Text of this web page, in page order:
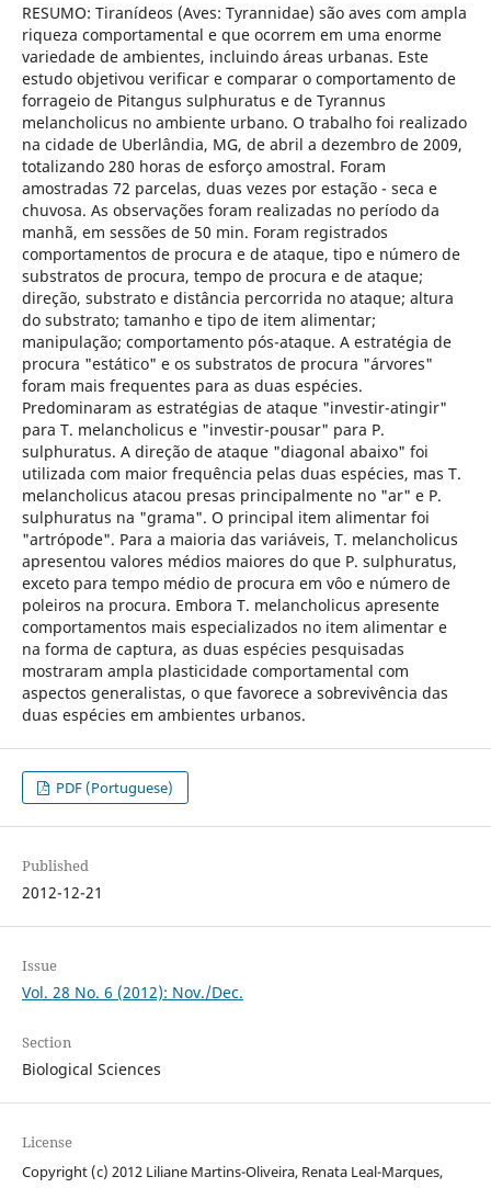
RESUMO: Tiranídeos (Aves: Tyrannidae) são aves com ampla
riqueza comportamental e que ocorrem em uma enorme
variedade de ambientes, incluindo áreas urbanas. Este
estudo objetivou verificar e comparar o comportamento de
forrageio de Pitangus sulphuratus e de Tyrannus
melancholicus no ambiente urbano. O trabalho foi realizado
na cidade de Uberlândia, MG, de abril a dezembro de 2009,
totalizando 280 horas de esforço amostral. Foram
amostradas 72 parcelas, duas vezes por estação - seca e
chuvosa. As observações foram realizadas no período da
manhã, em sessões de 50 min. Foram registrados
comportamentos de procura e de ataque, tipo e número de
substratos de procura, tempo de procura e de ataque;
direção, substrato e distância percorrida no ataque; altura
do substrato; tamanho e tipo de item alimentar;
manipulação; comportamento pós-ataque. A estratégia de
procura "estático" e os substratos de procura "árvores"
foram mais frequentes para as duas espécies.
Predominaram as estratégias de ataque "investir-atingir"
para T. melancholicus e "investir-pousar" para P.
sulphuratus. A direção de ataque "diagonal abaixo" foi
utilizada com maior frequência pelas duas espécies, mas T.
melancholicus atacou presas principalmente no "ar" e P.
sulphuratus na "grama". O principal item alimentar foi
"artrópode". Para a maioria das variáveis, T. melancholicus
apresentou valores médios maiores do que P. sulphuratus,
exceto para tempo médio de procura em vôo e número de
poleiros na procura. Embora T. melancholicus apresente
comportamentos mais especializados no item alimentar e
na forma de captura, as duas espécies pesquisadas
mostraram ampla plasticidade comportamental com
aspectos generalistas, o que favorece a sobrevivência das
duas espécies em ambientes urbanos.
PDF (Portuguese)
Published
2012-12-21
Issue
Vol. 28 No. 6 (2012): Nov./Dec.
Section
Biological Sciences
License
Copyright (c) 2012 Liliane Martins-Oliveira, Renata Leal-Marques,